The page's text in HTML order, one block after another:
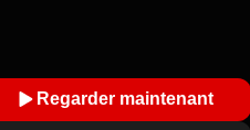
Regarder maintenant